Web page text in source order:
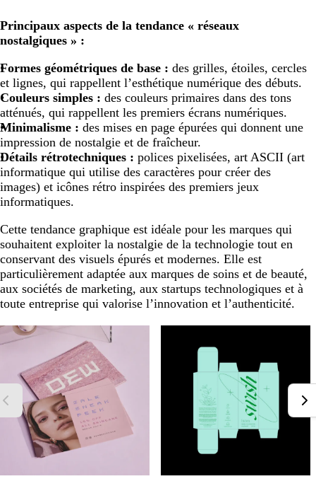
Principaux aspects de la tendance « réseaux
nostalgiques » :
Formes géométriques de base : des grilles, étoiles, cercles
et lignes, qui rappellent l’esthétique numérique des débuts.
Couleurs simples : des couleurs primaires dans des tons
atténués, qui rappellent les premiers écrans numériques.
Minimalisme : des mises en page épurées qui donnent une
impression de nostalgie et de fraîcheur.
Détails rétrotechniques : polices pixelisées, art ASCII (art
informatique qui utilise des caractères pour créer des
images) et icônes rétro inspirées des premiers jeux
informatiques.
Cette tendance graphique est idéale pour les marques qui
souhaitent exploiter la nostalgie de la technologie tout en
conservant des visuels épurés et modernes. Elle est
particulièrement adaptée aux marques de soins et de beauté,
aux sociétés de marketing, aux startups technologiques et à
toute entreprise qui valorise l’innovation et l’authenticité.